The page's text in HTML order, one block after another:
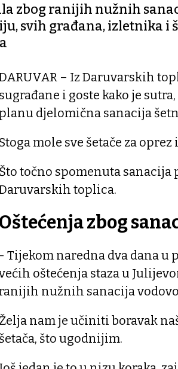
zbog ranijih nužnih
svih građana, izletnika i
– Iz Daruvarskih
sugrađane i goste kako je
planu djelomična sanacija
Stoga mole sve šetače za
Što točno spomenuta
toplica.
Oštećenja zbog
- Tijekom naredna dva dana
oštećenja staza u
ranijih nužnih sanacija
Želja nam je učiniti boravak
šetača, što ugodnijim.